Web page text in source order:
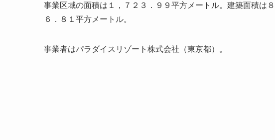
事業区域の面積は１，７２３．９９平方メートル。建築面積は
６．８１平方メートル。
事業者はパラダイスリゾート株式会社（東京都）。